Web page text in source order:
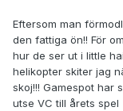
Eftersom man
den fattiga ön!! För
hur de ser ut i little
helikopter skiter jag
skoj!!! Gamespot har
utse VC till årets